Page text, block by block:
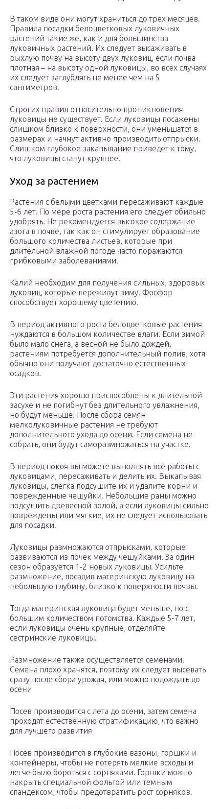
В таком виде они могут храниться до трех месяцев.
Правила посадки белоцветковых луковичных
растений такие же, как и для большинства
луковичных растений. Их следует высаживать в
рыхлую почву на высоту двух луковиц, если почва
плотная – на высоту одной луковицы, во всех случаях
их следует заглублять не менее чем на 5
сантиметров.
Строгих правил относительно проникновения
луковицы не существует. Если луковицы посажены
слишком близко к поверхности, они уменьшатся в
размерах и начнут активно производить отпрыски.
Слишком глубокое закапывание приведет к тому,
что луковицы станут крупнее.
Уход за растением
Растения с белыми цветками пересаживают каждые
5-6 лет. По мере роста растения его следует обильно
удобрять. Не рекомендуется высокое содержание
азота в почве, так как он стимулирует образование
большого количества листьев, которые при
длительной влажной погоде часто поражаются
грибковыми заболеваниями.
Калий необходим для получения сильных, здоровых
луковиц, которые переживут зиму. Фосфор
способствует хорошему цветению.
В период активного роста белоцветковые растения
нуждаются в большом количестве влаги. Если зимой
было мало снега, а весной не было дождей,
растениям потребуется дополнительный полив, хотя
обычно они получают достаточно естественных
осадков.
Эти растения хорошо приспособлены к длительной
засухе и не погибнут без длительного увлажнения,
но будут меньше. После сбора семян
мелколуковичные растения не требуют
дополнительного ухода до осени. Если семена не
собрать, они будут саморазмножаться на участке.
В период покоя вы можете выполнять все работы с
луковицами, пересаживать и делить их. Выкапывая
луковицы, слегка подсушите их и удалите корни и
поврежденные чешуйки. Небольшие раны можно
подсушить древесной золой, а если луковицы сильно
повреждены или мягкие, их не следует использовать
для посадки.
Луковицы размножаются отпрысками, которые
развиваются из почек между чешуйками. За один
сезон образуется 1-2 новых луковицы. Усильте
размножение, посадив материнскую луковицу на
небольшую глубину, близко к поверхности почвы.
Тогда материнская луковица будет меньше, но с
большим количеством потомства. Каждые 5-7 лет,
если луковицы очень крупные, отделяйте
сестринские луковицы.
Размножение также осуществляется семенами.
Семена плохо хранятся, поэтому их следует высевать
сразу после сбора урожая, или можно подождать до
осени
Посев производится с лета до осени, затем семена
проходят естественную стратификацию, что важно
для лучшего развития
Посев производится в глубокие вазоны, горшки и
контейнеры, чтобы не потерять мелкие всходы и
легче было бороться с сорняками. Горшки можно
накрыть специальной фольгой или темным
спандексом, чтобы предотвратить рост сорняков.